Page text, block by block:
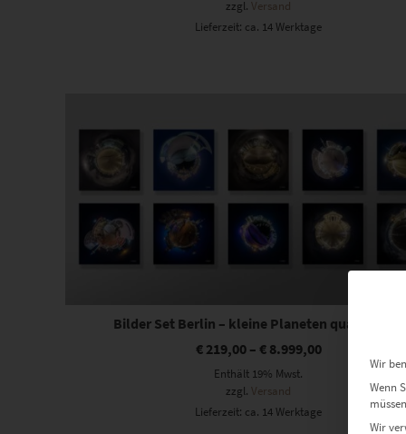
zzgl.Versand
Lieferzeit: ca. 14 Werktage
Bilder Set Berlin – kleine Planeten quadratisch
€219,00– €8.999,00
Enthält 19% Mwst.
zzgl.Versand
Lieferzeit: ca. 14 Werktage
Wir
Wenn
Wir